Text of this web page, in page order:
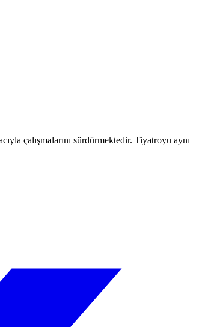
çalışmalarını sürdürmektedir. Tiyatroyu aynı